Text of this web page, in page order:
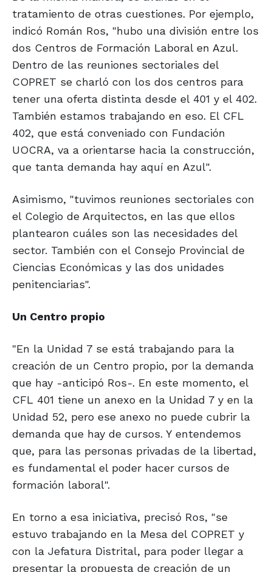
tratamiento de otras cuestiones. Por ejemplo,
indicó Román Ros, "hubo una división entre los
dos Centros de Formación Laboral en Azul.
Dentro de las reuniones sectoriales del
COPRET se charló con los dos centros para
tener una oferta distinta desde el 401 y el 402.
También estamos trabajando en eso. El CFL
402, que está conveniado con Fundación
UOCRA, va a orientarse hacia la construcción,
que tanta demanda hay aquí en Azul".
Asimismo, "tuvimos reuniones sectoriales con
el Colegio de Arquitectos, en las que ellos
plantearon cuáles son las necesidades del
sector. También con el Consejo Provincial de
Ciencias Económicas y las dos unidades
penitenciarias".
Un Centro propio
"En la Unidad 7 se está trabajando para la
creación de un Centro propio, por la demanda
que hay -anticipó Ros-. En este momento, el
CFL 401 tiene un anexo en la Unidad 7 y en la
Unidad 52, pero ese anexo no puede cubrir la
demanda que hay de cursos. Y entendemos
que, para las personas privadas de la libertad,
es fundamental el poder hacer cursos de
formación laboral".
En torno a esa iniciativa, precisó Ros, "se
estuvo trabajando en la Mesa del COPRET y
con la Jefatura Distrital, para poder llegar a
presentar la propuesta de creación de un